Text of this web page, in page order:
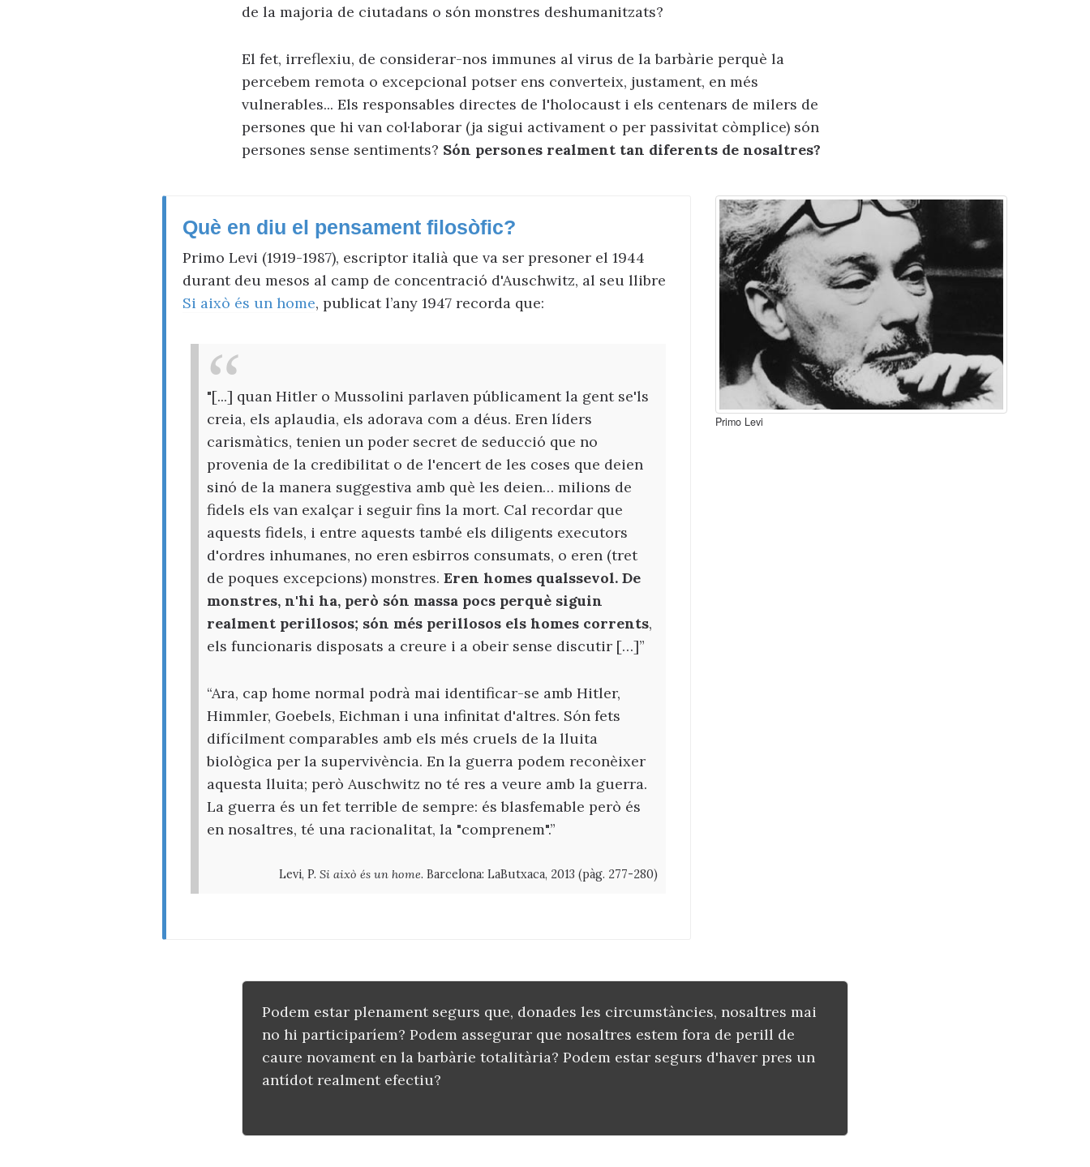
de la majoria de ciutadans o són monstres deshumanitzats?
El fet, irreflexiu, de considerar-nos immunes al virus de la barbàrie perquè la
percebem remota o excepcional potser ens converteix, justament, en més
vulnerables... Els responsables directes de l'holocaust i els centenars de milers de
persones que hi van col·laborar (ja sigui activament o per passivitat còmplice) són
persones sense sentiments? Són persones realment tan diferents de nosaltres?
Què en diu el pensament filosòfic?
Primo Levi (1919-1987), escriptor italià que va ser presoner el 1944
durant deu mesos al camp de concentració d'Auschwitz, al seu llibre
Si això és un home, publicat l’any 1947 recorda que:
"[...] quan Hitler o Mussolini parlaven públicament la gent se'ls
creia, els aplaudia, els adorava com a déus. Eren líders
carismàtics, tenien un poder secret de seducció que no
provenia de la credibilitat o de l'encert de les coses que deien
sinó de la manera suggestiva amb què les deien… milions de
fidels els van exalçar i seguir fins la mort. Cal recordar que
aquests fidels, i entre aquests també els diligents executors
d'ordres inhumanes, no eren esbirros consumats, o eren (tret
de poques excepcions) monstres. Eren homes qualssevol. De
monstres, n'hi ha, però són massa pocs perquè siguin
realment perillosos; són més perillosos els homes corrents,
els funcionaris disposats a creure i a obeir sense discutir […]”
“Ara, cap home normal podrà mai identificar-se amb Hitler,
Himmler, Goebels, Eichman i una infinitat d'altres. Són fets
difícilment comparables amb els més cruels de la lluita
biològica per la supervivència. En la guerra podem reconèixer
aquesta lluita; però Auschwitz no té res a veure amb la guerra.
La guerra és un fet terrible de sempre: és blasfemable però és
en nosaltres, té una racionalitat, la "comprenem".”
Levi, P. Si això és un home. Barcelona: LaButxaca, 2013 (pàg. 277-280)
Primo Levi
Podem estar plenament segurs que, donades les circumstàncies, nosaltres mai
no hi participaríem? Podem assegurar que nosaltres estem fora de perill de
caure novament en la barbàrie totalitària? Podem estar segurs d'haver pres un
antídot realment efectiu?